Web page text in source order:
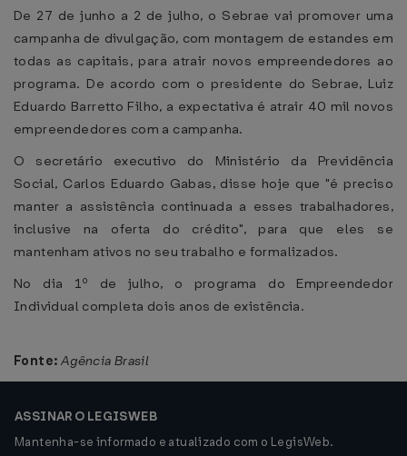
De 27 de junho a 2 de julho, o Sebrae vai promover uma
campanha de divulgação, com montagem de estandes em
todas as capitais, para atrair novos empreendedores ao
programa. De acordo com o presidente do Sebrae, Luiz
Eduardo Barretto Filho, a expectativa é atrair 40 mil novos
empreendedores com a campanha.
O secretário executivo do Ministério da Previdência
Social, Carlos Eduardo Gabas, disse hoje que "é preciso
manter a assistência continuada a esses trabalhadores,
inclusive na oferta do crédito", para que eles se
mantenham ativos no seu trabalho e formalizados.
No dia 1º de julho, o programa do Empreendedor
Individual completa dois anos de existência.
Fonte: Agência Brasil
ASSINAR O LEGISWEB
Mantenha-se informado e atualizado com o LegisWeb.